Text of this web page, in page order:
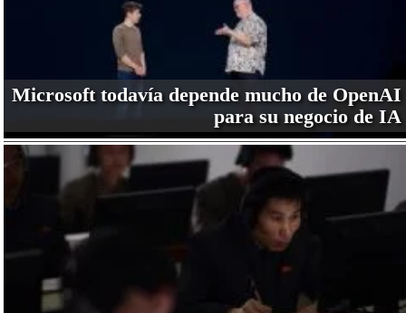
Microsoft todavía depende mucho de OpenAI
para su negocio de IA